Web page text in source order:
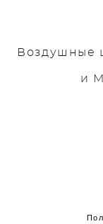
Воздушные
и